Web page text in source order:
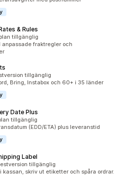
& Rules
tillgänglig
anpassade fraktregler och
tillgänglig
Bring, Instabox och 60+ i 35 länder
Date Plus
tillgänglig
(EDD/ETA) plus leveranstid
Label
tillgänglig
kassan, skriv ut etiketter och spåra ordrar.